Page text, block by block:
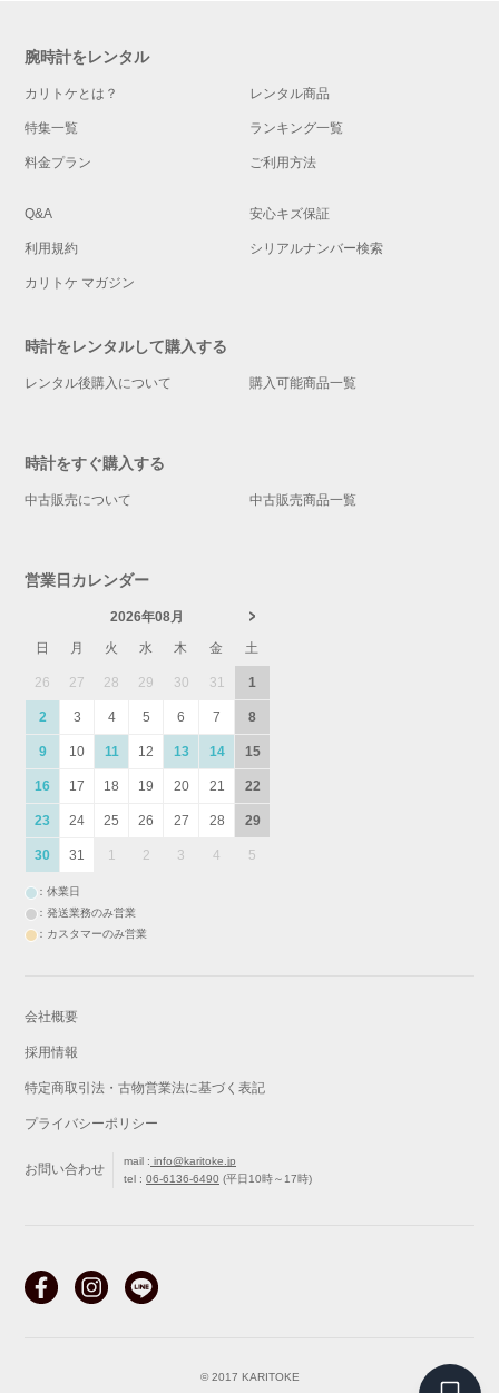
腕時計をレンタル
カリトケとは？ レンタル商品
特集一覧 ランキング一覧
料金プラン ご利用方法
Q&A 安心キズ保証
利用規約 シリアルナンバー検索
カリトケ マガジン
時計をレンタルして購入する
レンタル後購入について 購入可能商品一覧
時計をすぐ購入する
中古販売について 中古販売商品一覧
営業日カレンダー
2026年08月
日
月 火 水 木 金 土
26 27 28 29 30 31 1
2 3 4 5 6 7 8
9 10 11 12 13 14 15
16 17 18 19 20 21 22
23 24 25 26 27 28 29
30 31 1 2 3 4 5
：休業日
：発送業務のみ営業
：カスタマーのみ営業
会社概要
採用情報
特定商取引法・古物営業法に基づく表記
プライバシーポリシー
お問い合わせ
mail : info@karitoke.jp
tel :06-6136-6490 (平日10時～17時)
© 2017 KARITOKE